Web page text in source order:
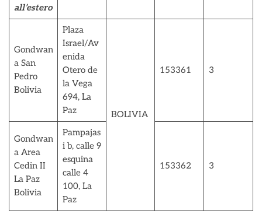
all’estero
Gondwan
a San
Pedro
Bolivia
Plaza
Israel/Av
enida
Otero de
la Vega
694, La
Paz
BOLIVIA
153361 3
Gondwan
a Area
Cedin II
La Paz
Bolivia
Pampajas
i b, calle 9
esquina
calle 4
100, La
Paz
153362 3